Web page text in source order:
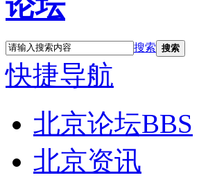
搜索 搜索
快捷导航
北京论坛BBS
北京资讯